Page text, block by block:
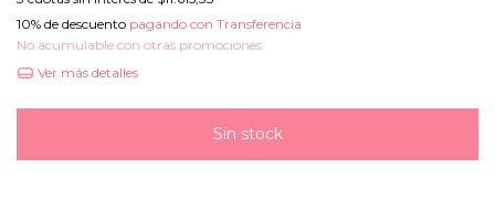
10% de descuento pagando con Transferencia
No acumulable con otras promociones
Ver más detalles